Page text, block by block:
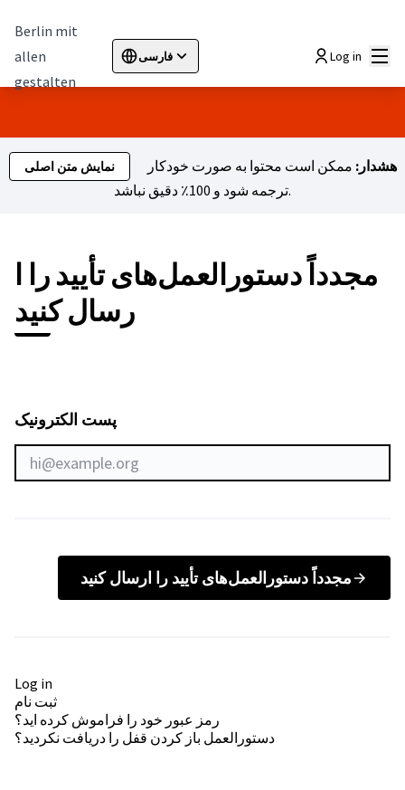
Berlin mit
allen
gestalten
فارسی
Sprache wählen Elegir el idioma
Log in
نمایش متن اصلی هشدار: ممکن است محتوا به صورت خودکار
ترجمه شود و 100٪ دقیق نباشد.
مجدداً دستورالعمل‌های تأیید را ا
رسال کنید
پست الکترونیک
مجدداً دستورالعمل‌های تأیید را ارسال کنید
Log in
ثبت نام
رمز عبور خود را فراموش کرده اید؟
دستورالعمل باز کردن قفل را دریافت نکردید؟